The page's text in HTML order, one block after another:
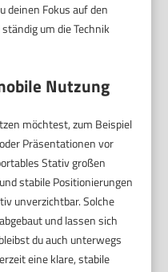
deinen Fokus auf den
um die Technik
Nutzung
möchtest, zum Beispiel
Präsentationen vor
Stativ großen
stabile Positionierungen
unverzichtbar. Solche
und lassen sich
du auch unterwegs
eine klare, stabile